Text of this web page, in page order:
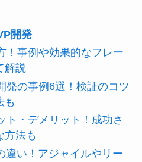
開発
！事例や効果的なフレー
解説
発の事例6選！検証のコツ
も
ト・デメリット！成功さ
方法も
違い！アジャイルやリー